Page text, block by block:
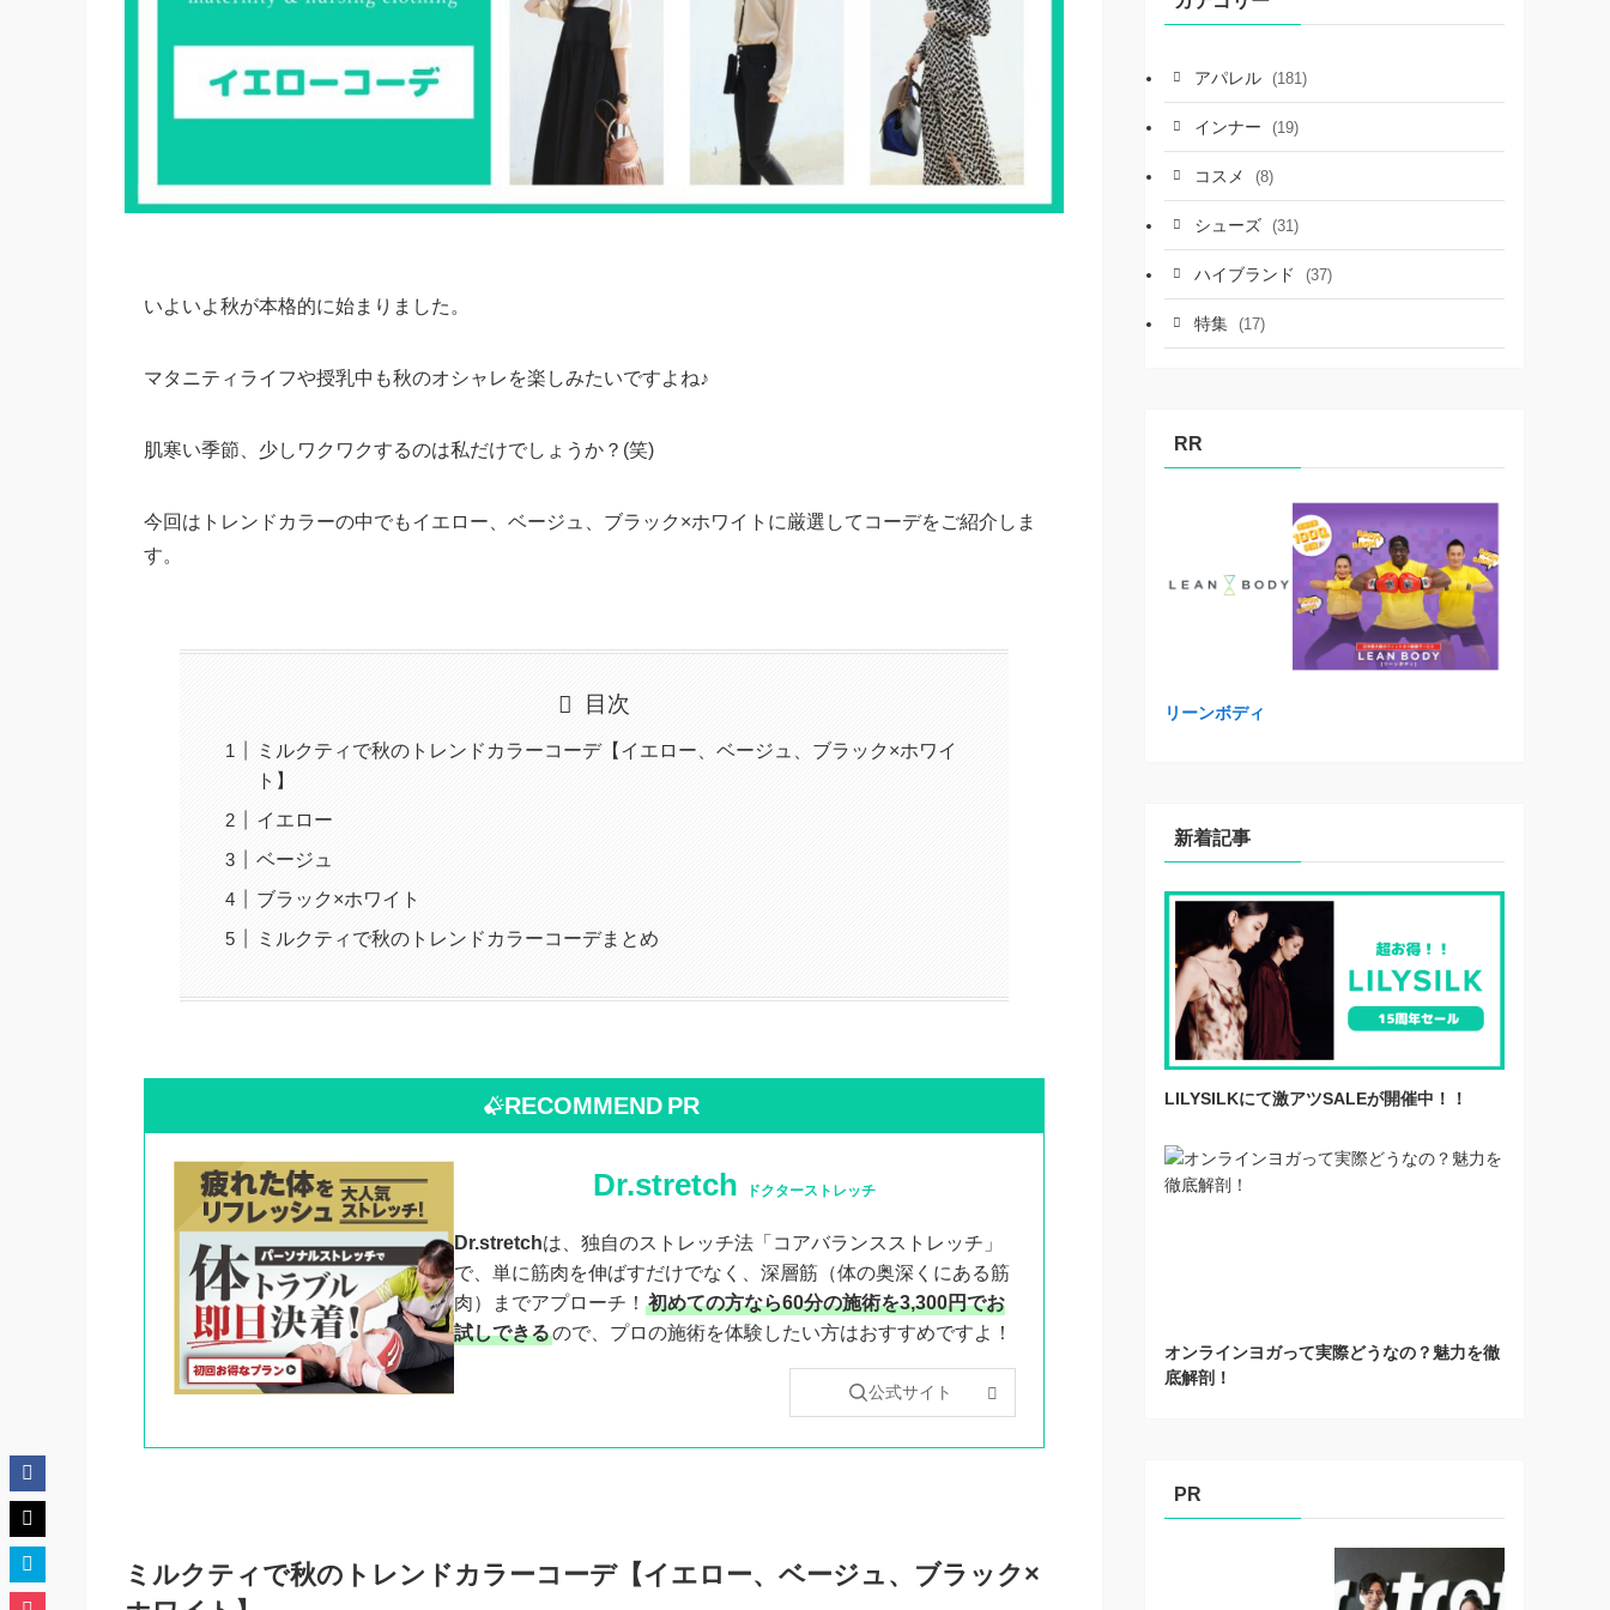
いよいよ秋が本格的に始まりました。
マタニティライフや授乳中も秋のオシャレを楽しみたいですよね♪
肌寒い季節、少しワクワクするのは私だけでしょうか？(笑)
今回はトレンドカラーの中でもイエロー、ベージュ、ブラック×ホワイトに厳選してコーデをご紹介しま
す。
目次
ミルクティで秋のトレンドカラーコーデ【イエロー、ベージュ、ブラック×ホワイ
ト】
イエロー
ベージュ
ブラック×ホワイト
ミルクティで秋のトレンドカラーコーデまとめ
RECOMMEND PR
Dr.stretch ドクターストレッチ
Dr.stretchは、独自のストレッチ法「コアバランスストレッチ」
で、単に筋肉を伸ばすだけでなく、深層筋（体の奥深くにある筋
肉）までアプローチ！ 初めての方なら60分の施術を3,300円でお
試しできるので、プロの施術を体験したい方はおすすめですよ！
公式サイト
ミルクティで秋のトレンドカラーコーデ【イエロー、ベージュ、ブラック×
アパレル (181)
インナー (19)
コスメ (8)
シューズ (31)
ハイブランド (37)
特集 (17)
RR
リーンボディ
新着記事
LILYSILKにて激アツSALEが開催中！！
オンラインヨガって実際どうなの？魅力を徹
底解剖！
PR